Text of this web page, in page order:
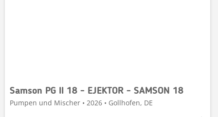
Samson PG II 18 - EJEKTOR - SAMSON 18
Pumpen und Mischer • 2026 • Gollhofen, DE